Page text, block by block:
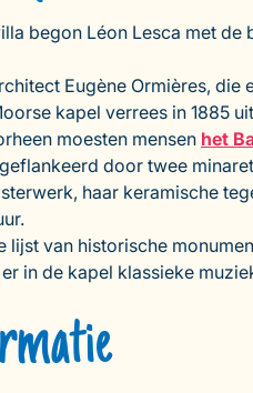
begon Léon Lesca met
Eugène Ormières,
kapel verrees in 1885
moesten mensen het
door twee
haar keramische
lijst van historische
in de kapel klassieke